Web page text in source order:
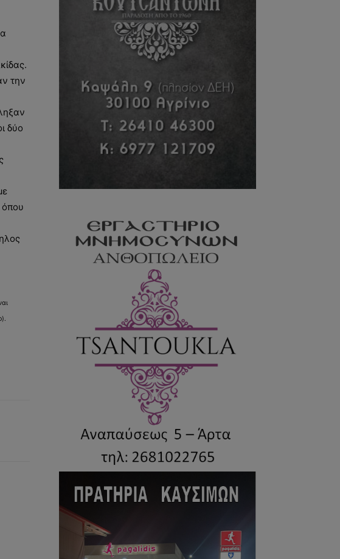
την
δύο